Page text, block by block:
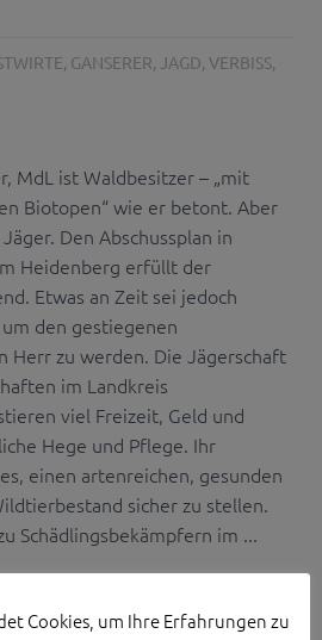
, GANSERER, JAGD, VERBISS,
MdL ist Waldbesitzer – „mit
Biotopen“ wie er betont. Aber
Den Abschussplan in
Heidenberg erfüllt der
Etwas an Zeit sei jedoch
den gestiegenen
Herr zu werden. Die Jägerschaft
im Landkreis
viel Freizeit, Geld und
Hege und Pflege. Ihr
einen artenreichen, gesunden
sicher zu stellen.
Schädlingsbekämpfern im ...
Cookies, um Ihre Erfahrungen zu